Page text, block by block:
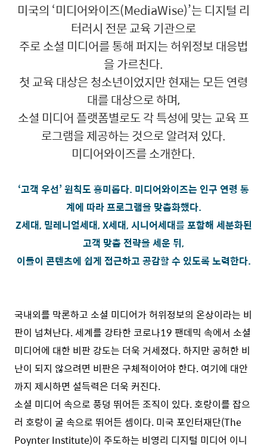
미국의 ‘미디어와이즈(MediaWise)’는 디지털 리
터러시 전문 교육 기관으로
주로 소셜 미디어를 통해 퍼지는 허위정보 대응법
을 가르친다.
첫 교육 대상은 청소년이었지만 현재는 모든 연령
대를 대상으로 하며,
소셜 미디어 플랫폼별로도 각 특성에 맞는 교육 프
로그램을 제공하는 것으로 알려져 있다.
미디어와이즈를 소개한다.
‘고객 우선’ 원칙도 흥미롭다. 미디어와이즈는 인구 연령 통
계에 따라 프로그램을 맞춤화했다.
Z세대, 밀레니얼세대, X세대, 시니어세대를 포함해 세분화된
고객 맞춤 전략을 세운 뒤,
이들이 콘텐츠에 쉽게 접근하고 공감할 수 있도록 노력한다.
국내외를 막론하고 소셜 미디어가 허위정보의 온상이라는 비
판이 넘쳐난다. 세계를 강타한 코로나19 팬데믹 속에서 소셜
미디어에 대한 비판 강도는 더욱 거세졌다. 하지만 공허한 비
난이 되지 않으려면 비판은 구체적이어야 한다. 여기에 대안
까지 제시하면 설득력은 더욱 커진다.
소셜 미디어 속으로 풍덩 뛰어든 조직이 있다. 호랑이를 잡으
러 호랑이 굴 속으로 뛰어든 셈이다. 미국 포인터재단(The
Poynter Institute)이 주도하는 비영리 디지털 미디어 이니